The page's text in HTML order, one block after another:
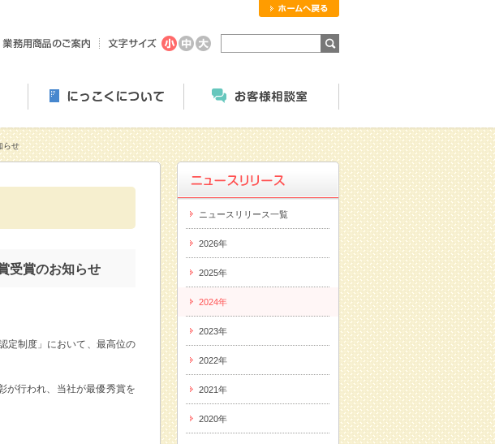
ースリリース
業務用商品のご案内
レシピ にっこくについて
らせ
受賞のお知らせ
定制度」において、最高位の
が行われ、当社が最優秀賞を
ニュースリリース一覧
2026年
2025年
2024年
2023年
2022年
2021年
2020年